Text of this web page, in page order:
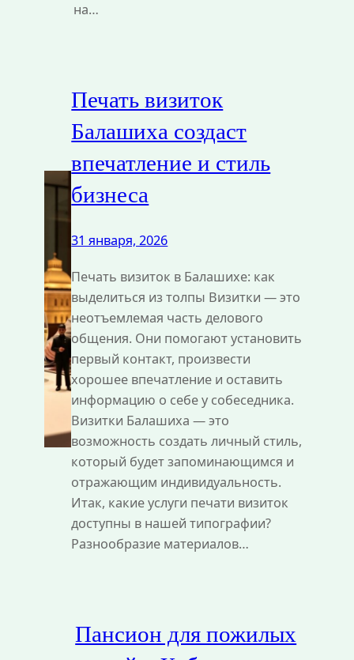
на…
Печать визиток
Балашиха создаст
впечатление и стиль
бизнеса
31 января, 2026
Печать визиток в Балашихе: как
выделиться из толпы Визитки — это
неотъемлемая часть делового
общения. Они помогают установить
первый контакт, произвести
хорошее впечатление и оставить
информацию о себе у собеседника.
Визитки Балашиха — это
возможность создать личный стиль,
который будет запоминающимся и
отражающим индивидуальность.
Итак, какие услуги печати визиток
доступны в нашей типографии?
Разнообразие материалов…
Пансион для пожилых